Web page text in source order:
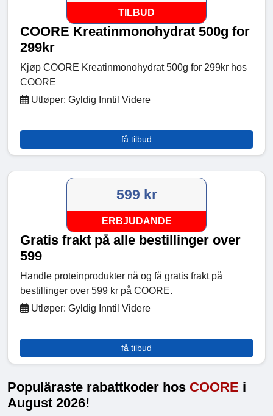
TILBUD
COORE Kreatinmonohydrat 500g for
299kr
Kjøp COORE Kreatinmonohydrat 500g for 299kr hos
COORE
Utløper: Gyldig Inntil Videre
få tilbud
599 kr
ERBJUDANDE
Gratis frakt på alle bestillinger over
599
Handle proteinprodukter nå og få gratis frakt på
bestillinger over 599 kr på COORE.
Utløper: Gyldig Inntil Videre
få tilbud
Populäraste rabattkoder hos COORE i
August 2026!